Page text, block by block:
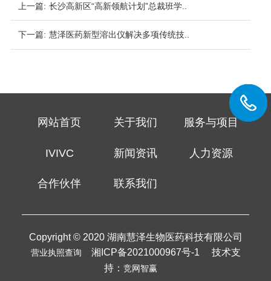
上一篇: 长沙高新区“高新领航计划”总裁班学..
下一篇: 慧泽医药新型溶出仪解决多项传统技..
网站首页 关于我们 服务与项目
IVIVC 新闻资讯 人力资源
合作伙伴 联系我们
Copyright © 2020 湖南慧泽生物医药科技有限公司
营业执照查询 湘ICP备2021000967号-1 技术支
持： 竞网智赢